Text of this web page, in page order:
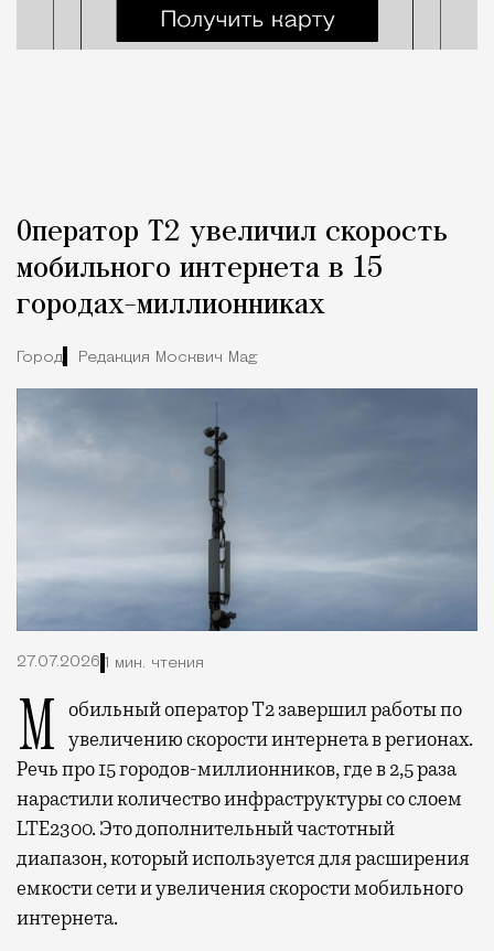
Оператор Т2 увеличил скорость
мобильного интернета в 15
городах-миллионниках
Город Редакция Москвич Mag
27.07.2026 1 мин. чтения
Мобильный оператор Т2 завершил работы по увеличению скорости интернета в регионах.
Речь про 15 городов-миллионников, где в 2,5 раза
нарастили количество инфраструктуры со слоем
LTE2300. Это дополнительный частотный
диапазон, который используется для расширения
емкости сети и увеличения скорости мобильного
интернета.